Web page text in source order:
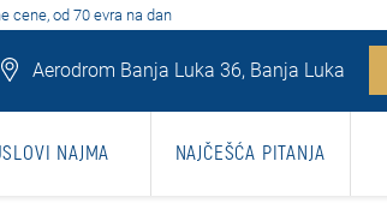
cene, od 70 evra na dan
Aerodrom Banja Luka 36, Banja Luka
NAJMA NAJČEŠĆA PITANJA